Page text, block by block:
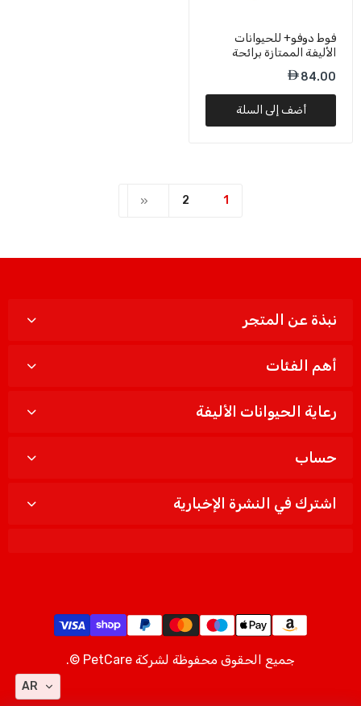
فوط دوفو+ للحيوانات
الأليفة الممتازة برائحة
سم
84.00
أضف إلى السلة
1
2
نبذة عن المتجر
أهم الفئات
رعاية الحيوانات الأليفة
حساب
اشترك في النشرة الإخبارية
جميع الحقوق محفوظة لشركة PetCare ©.
AR